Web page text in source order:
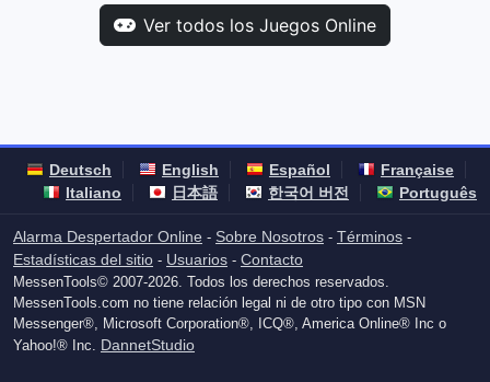
Ver todos los Juegos Online
Deutsch English Español
Française
Italiano
日本語 한국어 버전 Português
Alarma Despertador Online - Sobre Nosotros - Términos -
Estadísticas del sitio - Usuarios - Contacto
MessenTools© 2007-2026. Todos los derechos reservados.
MessenTools.com no tiene relación legal ni de otro tipo con MSN
Messenger®, Microsoft Corporation®, ICQ®, America Online® Inc o
Yahoo!® Inc. DannetStudio